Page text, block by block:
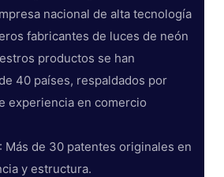
nacional de alta tecnología
fabricantes de luces de neón
productos se han
40 países, respaldados por
experiencia en comercio
Más de 30 patentes originales en
y estructura.